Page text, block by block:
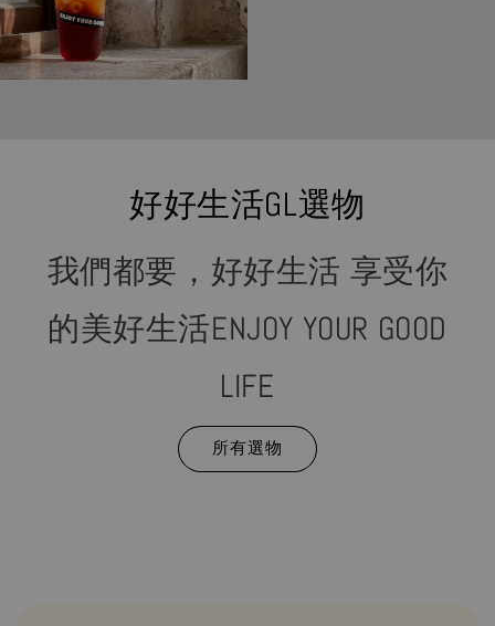
好好生活GL選物
我們都要，好好生活 享受你
的美好生活ENJOY YOUR GOOD
LIFE
所有選物